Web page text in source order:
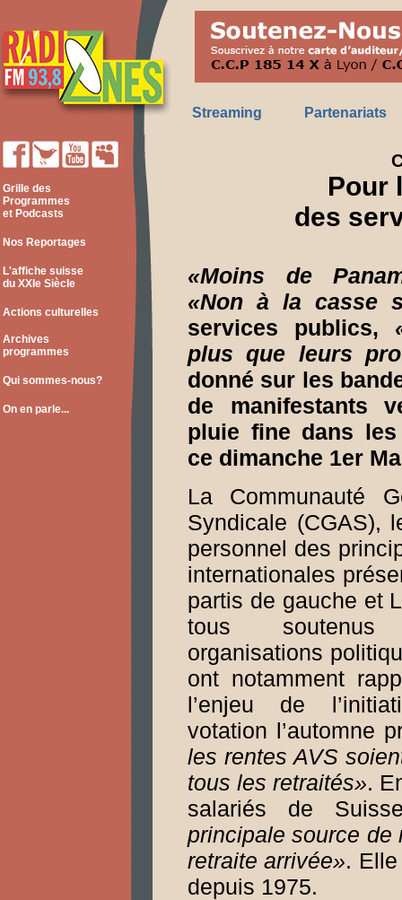
Streaming Partenariats
Grille des
Programmes
et Podcasts
Nos Reportages
L'affiche suisse
du XXIe Siècle
Actions culturelles
Archives
programmes
Qui sommes-nous?
On en parle...
Pour
des
«Moins de
«Non à la casse
services publics,
plus que leurs
donné sur les
de manifestants
pluie fine dans
ce dimanche 1er
La Communauté
Syndicale (CGAS),
personnel des
internationales
partis de gauche et
tous
organisations
ont notamment
l’enjeu de
votation l’automne
les rentes AVS
tous les retraités».
salariés de
principale source de
retraite arrivée». Elle
depuis 1975.